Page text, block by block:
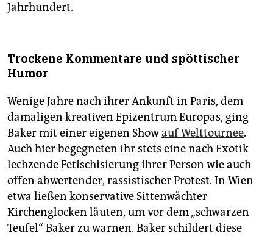
Jahrhundert.
Trockene Kommentare und spöttischer
Humor
Wenige Jahre nach ihrer Ankunft in Paris, dem
damaligen kreativen Epizentrum Europas, ging
Baker mit einer eigenen Showauf Welttournee.
Auch hier begegneten ihr stets eine nach Exotik
lechzende Fetischisierung ihrer Person wie auch
offen abwertender, rassistischer Protest. In Wien
etwa ließen konservative Sittenwächter
Kirchenglocken läuten, um vor dem „schwarzen
Teufel“ Baker zu warnen. Baker schildert diese